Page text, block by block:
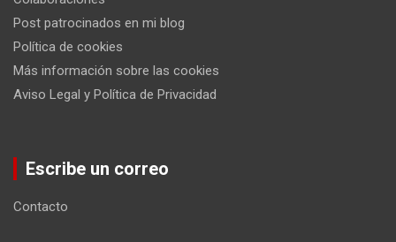
Post patrocinados en mi blog
Política de cookies
Más información sobre las cookies
Aviso Legal y Política de Privacidad
Escribe un correo
Contacto